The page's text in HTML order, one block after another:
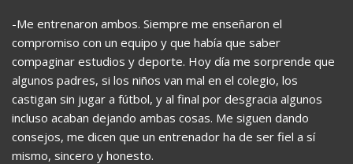
-Me entrenaron ambos. Siempre me enseñaron el
compromiso con un equipo y que había que saber
compaginar estudios y deporte. Hoy día me sorprende que
algunos padres, si los niños van mal en el colegio, los
castigan sin jugar a fútbol, y al final por desgracia algunos
incluso acaban dejando ambas cosas. Me siguen dando
consejos, me dicen que un entrenador ha de ser fiel a sí
mismo, sincero y honesto.